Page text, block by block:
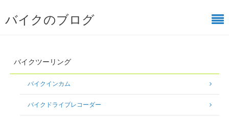
バイクのブログ
バイクツーリング
バイクインカム
バイクドライブレコーダー